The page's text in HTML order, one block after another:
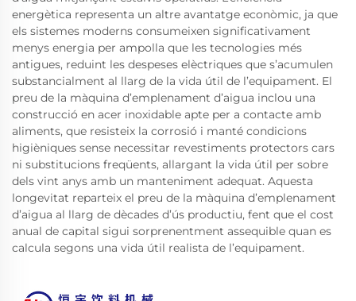
energètica representa un altre avantatge econòmic, ja que
els sistemes moderns consumeixen significativament
menys energia per ampolla que les tecnologies més
antigues, reduint les despeses elèctriques que s’acumulen
substancialment al llarg de la vida útil de l’equipament. El
preu de la màquina d’emplenament d’aigua inclou una
construcció en acer inoxidable apte per a contacte amb
aliments, que resisteix la corrosió i manté condicions
higièniques sense necessitar revestiments protectors cars
ni substitucions freqüents, allargant la vida útil per sobre
dels vint anys amb un manteniment adequat. Aquesta
longevitat reparteix el preu de la màquina d’emplenament
d’aigua al llarg de dècades d’ús productiu, fent que el cost
anual de capital sigui sorprenentment assequible quan es
calcula segons una vida útil realista de l’equipament.